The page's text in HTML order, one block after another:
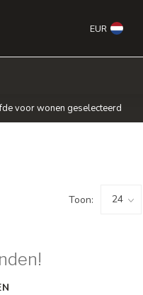
EUR
voor wonen geselecteerd
Toon: